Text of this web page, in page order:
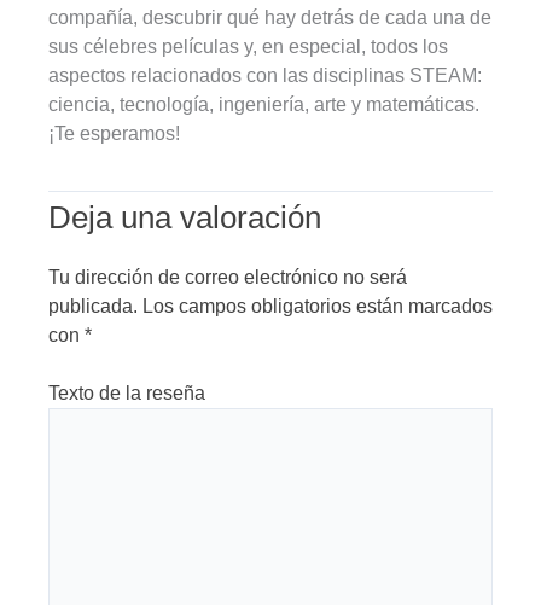
compañía, descubrir qué hay detrás de cada una de
sus célebres películas y, en especial, todos los
aspectos relacionados con las disciplinas STEAM:
ciencia, tecnología, ingeniería, arte y matemáticas.
¡Te esperamos!
Deja una valoración
Tu dirección de correo electrónico no será
publicada. Los campos obligatorios están marcados
con *
Texto de la reseña